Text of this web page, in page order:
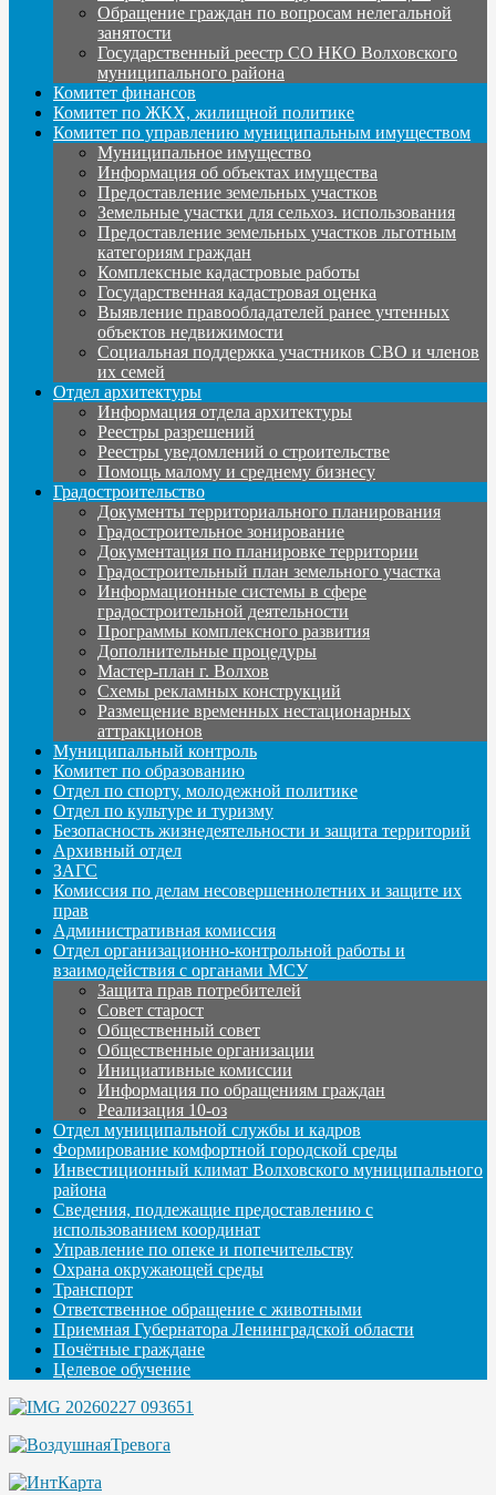
Обращение граждан по вопросам нелегальной
занятости
Государственный реестр СО НКО Волховского
муниципального района
Комитет финансов
Комитет по ЖКХ, жилищной политике
Комитет по управлению муниципальным имуществом
Муниципальное имущество
Информация об объектах имущества
Предоставление земельных участков
Земельные участки для сельхоз. использования
Предоставление земельных участков льготным
категориям граждан
Комплексные кадастровые работы
Государственная кадастровая оценка
Выявление правообладателей ранее учтенных
объектов недвижимости
Социальная поддержка участников СВО и членов
их семей
Отдел архитектуры
Информация отдела архитектуры
Реестры разрешений
Реестры уведомлений о строительстве
Помощь малому и среднему бизнесу
Градостроительство
Документы территориального планирования
Градостроительное зонирование
Документация по планировке территории
Градостроительный план земельного участка
Информационные системы в сфере
градостроительной деятельности
Программы комплексного развития
Дополнительные процедуры
Мастер-план г. Волхов
Схемы рекламных конструкций
Размещение временных нестационарных
аттракционов
Муниципальный контроль
Комитет по образованию
Отдел по спорту, молодежной политике
Отдел по культуре и туризму
Безопасность жизнедеятельности и защита территорий
Архивный отдел
ЗАГС
Комиссия по делам несовершеннолетних и защите их
прав
Административная комиссия
Отдел организационно-контрольной работы и
взаимодействия с органами МСУ
Защита прав потребителей
Совет старост
Общественный совет
Общественные организации
Инициативные комиссии
Информация по обращениям граждан
Реализация 10-оз
Отдел муниципальной службы и кадров
Формирование комфортной городской среды
Инвестиционный климат Волховского муниципального
района
Сведения, подлежащие предоставлению с
использованием координат
Управление по опеке и попечительству
Охрана окружающей среды
Транспорт
Ответственное обращение с животными
Приемная Губернатора Ленинградской области
Почётные граждане
Целевое обучение